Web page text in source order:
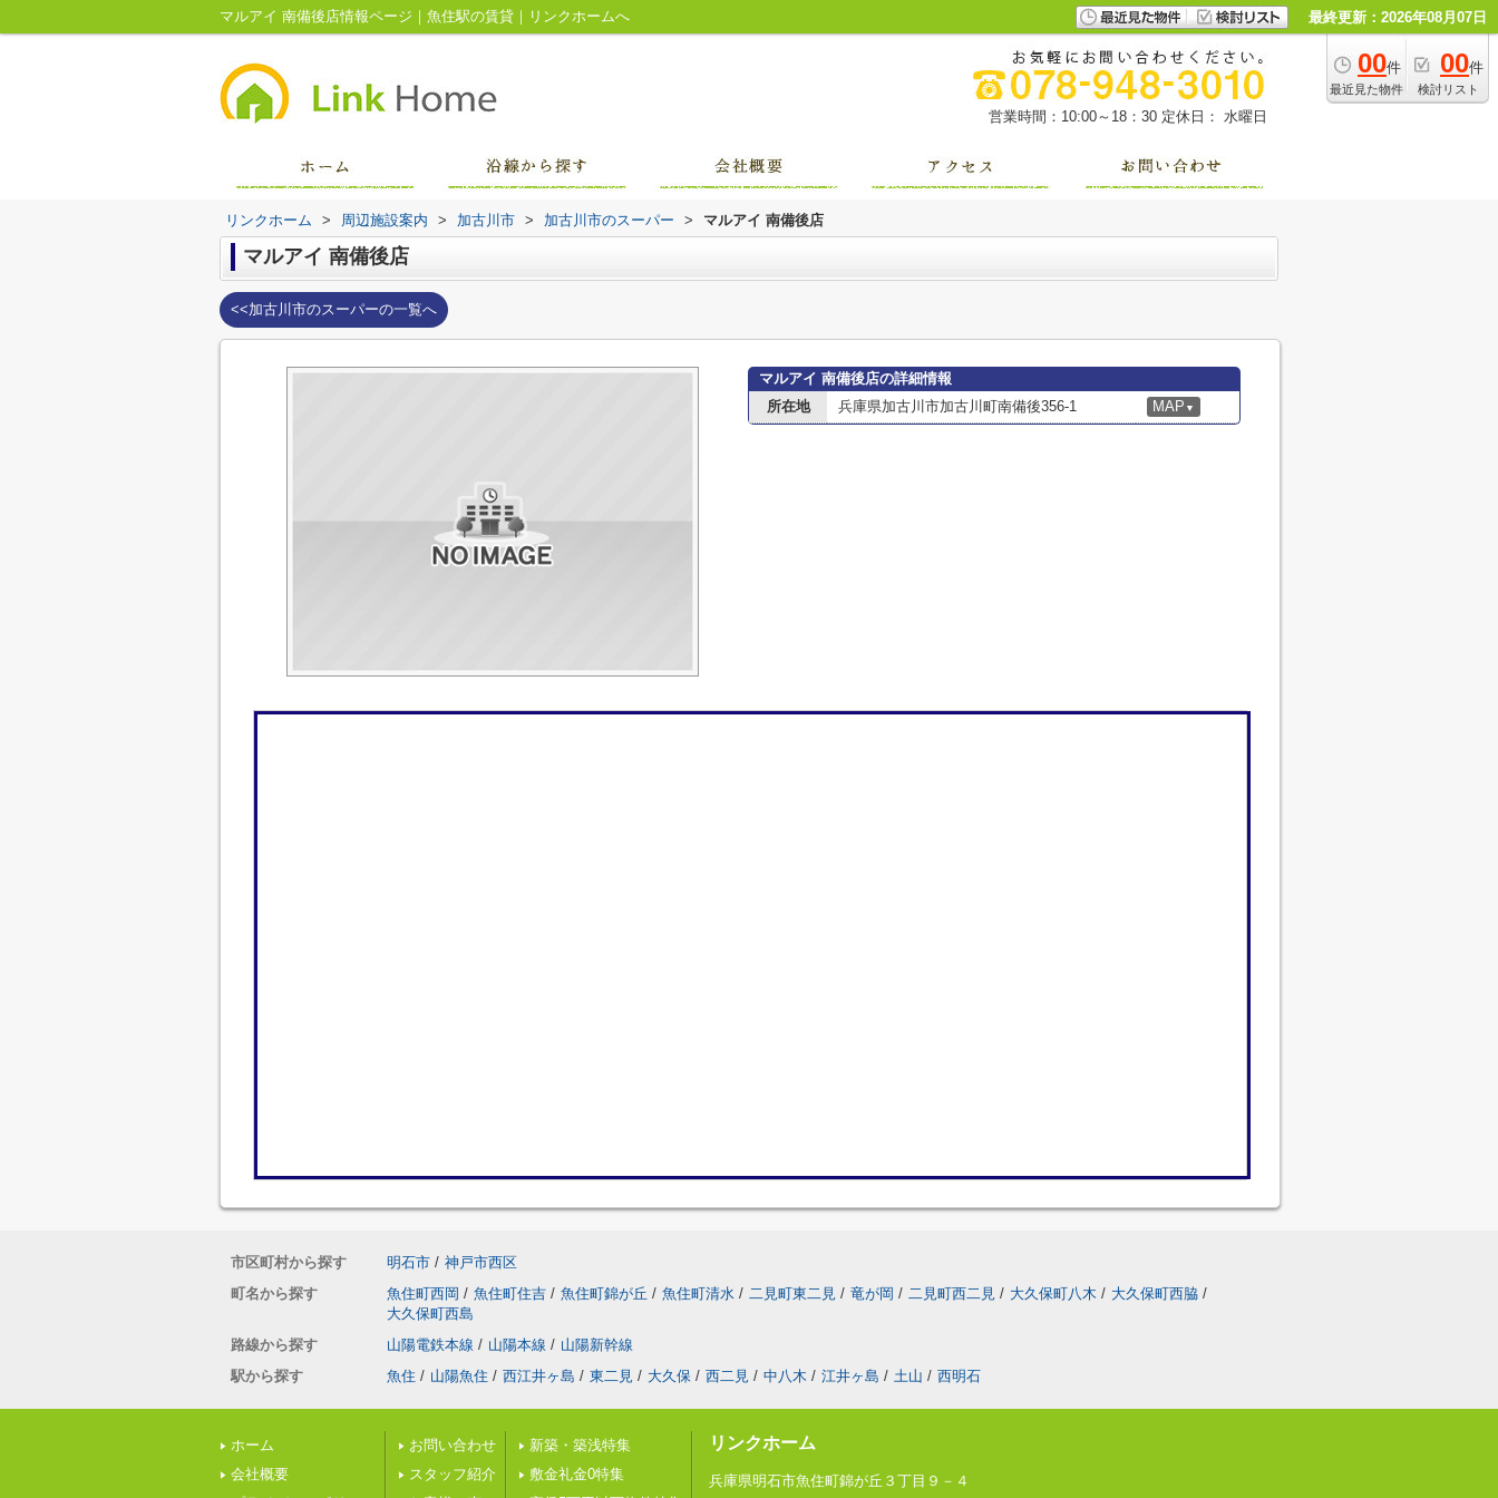
マルアイ 南備後店情報ページ｜魚住駅の賃貸｜リンクホームへ 最終更新：2026年08月07日
00件
最近見た物件
00件
検討リスト
営業時間：10:00～18：30 定休日： 水曜日
リンクホーム > 周辺施設案内 > 加古川市 > 加古川市のスーパー > マルアイ 南備後店
マルアイ 南備後店
<<加古川市のスーパーの一覧へ
マルアイ 南備後店の詳細情報
所在地
兵庫県加古川市加古川町南備後356-1 MAP ▼
市区町村から探す 明石市 / 神戸市西区
町名から探す
魚住町西岡 / 魚住町住吉 / 魚住町錦が丘 / 魚住町清水 / 二見町東二見 / 竜が岡 / 二見町西二見 / 大久保町八木 / 大久保町西脇 /
大久保町西島
路線から探す
山陽電鉄本線 / 山陽本線 / 山陽新幹線
駅から探す
魚住 / 山陽魚住 / 西江井ヶ島 / 東二見 / 大久保 / 西二見 / 中八木 / 江井ヶ島 / 土山 / 西明石
ホーム
会社概要
お問い合わせ
スタッフ紹介
新築・築浅特集
敷金礼金0特集
リンクホーム
兵庫県明石市魚住町錦が丘３丁目９－４